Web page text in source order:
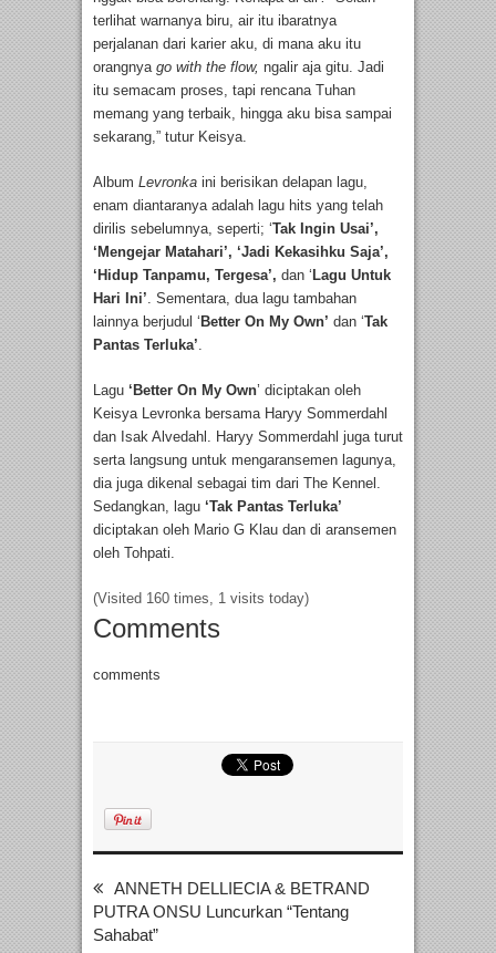
terlihat warnanya biru, air itu ibaratnya
perjalanan dari karier aku, di mana aku itu
orangnya go with the flow, ngalir aja gitu. Jadi
itu semacam proses, tapi rencana Tuhan
memang yang terbaik, hingga aku bisa sampai
sekarang,” tutur Keisya.
Album Levronka ini berisikan delapan lagu,
enam diantaranya adalah lagu hits yang telah
dirilis sebelumnya, seperti; ‘Tak Ingin Usai’,
‘Mengejar Matahari’, ‘Jadi Kekasihku Saja’,
‘Hidup Tanpamu, Tergesa’, dan ‘ Lagu Untuk
Hari Ini’. Sementara, dua lagu tambahan
lainnya berjudul ‘ Better On My Own’ dan ‘Tak
Pantas Terluka’.
Lagu ‘Better On My Own’ diciptakan oleh
Keisya Levronka bersama Haryy Sommerdahl
dan Isak Alvedahl. Haryy Sommerdahl juga turut
serta langsung untuk mengaransemen lagunya,
dia juga dikenal sebagai tim dari The Kennel.
Sedangkan, lagu ‘Tak Pantas Terluka’
diciptakan oleh Mario G Klau dan di aransemen
oleh Tohpati.
(Visited 160 times, 1 visits today)
Comments
comments
ANNETH DELLIECIA & BETRAND
PUTRA ONSU Luncurkan “Tentang
Sahabat”